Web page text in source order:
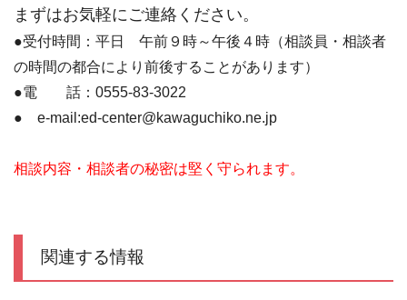
まずはお気軽にご連絡ください。
●受付時間：平日 午前９時～午後４時（相談員・相談者
の時間の都合により前後することがあります）
●電 話：0555-83-3022
● e-mail:ed-center@kawaguchiko.ne.jp
相談内容・相談者の秘密は堅く守られます。
関連する情報